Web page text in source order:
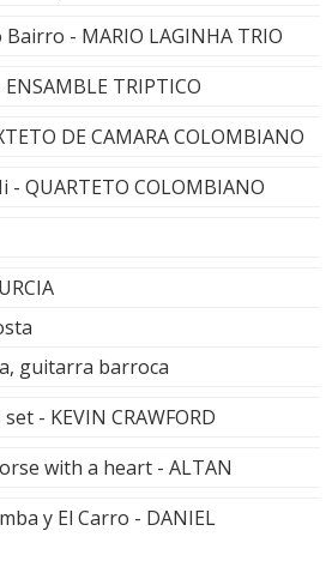
- MARIO LAGINHA TRIO
TRIPTICO
DE CAMARA COLOMBIANO
- QUARTETO COLOMBIANO
guitarra barroca
- KEVIN CRAWFORD
with a heart - ALTAN
y El Carro - DANIEL